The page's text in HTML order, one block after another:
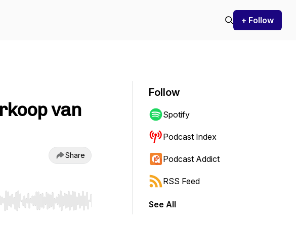
+ Follow
van
Share
to jump to start or end. Hold shift to jump forward or backward.
Follow
Spotify
Podcast Index
Podcast Addict
RSS Feed
See All